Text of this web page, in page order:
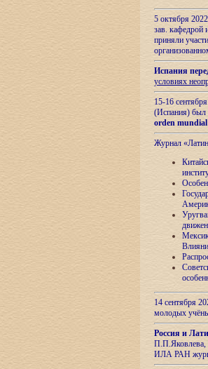
5 октября
зав.
приняли
Испания
условиях
15-16
(Испания) был
orden
Журнал
14 сентября
молодых
Россия и
П.П.Яковлева,
ИЛА РАН